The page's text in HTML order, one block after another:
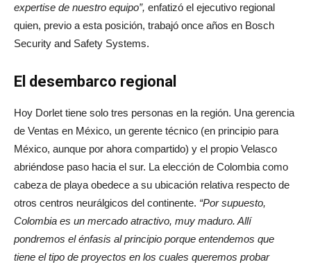
expertise de nuestro equipo”, enfatizó el ejecutivo regional
quien, previo a esta posición, trabajó once años en Bosch
Security and Safety Systems.
El desembarco regional
Hoy Dorlet tiene solo tres personas en la región. Una gerencia
de Ventas en México, un gerente técnico (en principio para
México, aunque por ahora compartido) y el propio Velasco
abriéndose paso hacia el sur. La elección de Colombia como
cabeza de playa obedece a su ubicación relativa respecto de
otros centros neurálgicos del continente. “Por supuesto,
Colombia es un mercado atractivo, muy maduro. Allí
pondremos el énfasis al principio porque entendemos que
tiene el tipo de proyectos en los cuales queremos probar